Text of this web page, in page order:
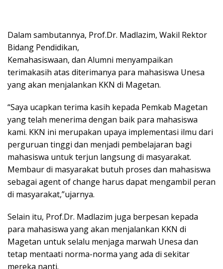
Dalam sambutannya, Prof.Dr. Madlazim, Wakil Rektor
Bidang Pendidikan,
Kemahasiswaan, dan Alumni menyampaikan
terimakasih atas diterimanya para mahasiswa Unesa
yang akan menjalankan KKN di Magetan.
“Saya ucapkan terima kasih kepada Pemkab Magetan
yang telah menerima dengan baik para mahasiswa
kami. KKN ini merupakan upaya implementasi ilmu dari
perguruan tinggi dan menjadi pembelajaran bagi
mahasiswa untuk terjun langsung di masyarakat.
Membaur di masyarakat butuh proses dan mahasiswa
sebagai agent of change harus dapat mengambil peran
di masyarakat,”ujarnya.
Selain itu, Prof.Dr. Madlazim juga berpesan kepada
para mahasiswa yang akan menjalankan KKN di
Magetan untuk selalu menjaga marwah Unesa dan
tetap mentaati norma-norma yang ada di sekitar
mereka nanti.